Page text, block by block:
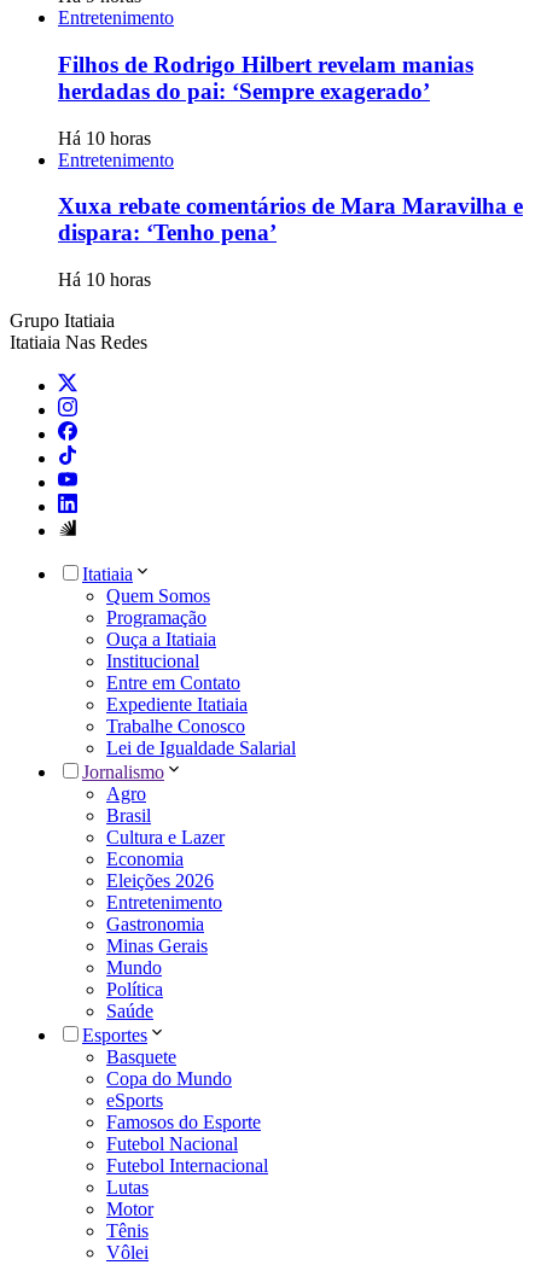
Entretenimento
Filhos de Rodrigo Hilbert revelam manias
herdadas do pai: ‘Sempre exagerado’
Há 10 horas
Entretenimento
Xuxa rebate comentários de Mara Maravilha e
dispara: ‘Tenho pena’
Há 10 horas
Grupo Itatiaia
Itatiaia Nas Redes
Itatiaia
Quem Somos
Programação
Ouça a Itatiaia
Institucional
Entre em Contato
Expediente Itatiaia
Trabalhe Conosco
Lei de Igualdade Salarial
Jornalismo
Agro
Brasil
Cultura e Lazer
Economia
Eleições 2026
Entretenimento
Gastronomia
Minas Gerais
Mundo
Política
Saúde
Esportes
Basquete
Copa do Mundo
eSports
Famosos do Esporte
Futebol Nacional
Futebol Internacional
Lutas
Motor
Tênis
Vôlei